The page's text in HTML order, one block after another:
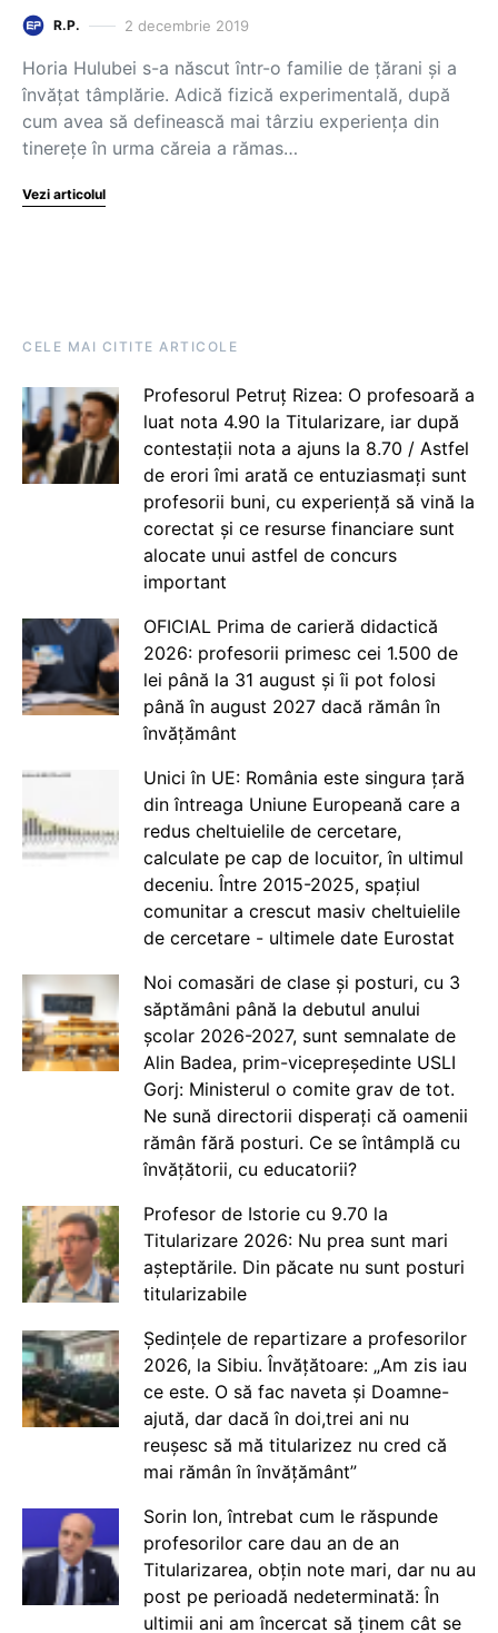
R.P. 2 decembrie 2019
Horia Hulubei s-a născut într-o familie de țărani și a
învățat tâmplărie. Adică fizică experimentală, după
cum avea să definească mai târziu experiența din
tinerețe în urma căreia a rămas…
Vezi articolul
CELE MAI CITITE ARTICOLE
Profesorul Petruț Rizea: O profesoară a
luat nota 4.90 la Titularizare, iar după
contestații nota a ajuns la 8.70 / Astfel
de erori îmi arată ce entuziasmați sunt
profesorii buni, cu experiență să vină la
corectat și ce resurse financiare sunt
alocate unui astfel de concurs
important
OFICIAL Prima de carieră didactică
2026: profesorii primesc cei 1.500 de
lei până la 31 august și îi pot folosi
până în august 2027 dacă rămân în
învățământ
Unici în UE: România este singura țară
din întreaga Uniune Europeană care a
redus cheltuielile de cercetare,
calculate pe cap de locuitor, în ultimul
deceniu. Între 2015-2025, spațiul
comunitar a crescut masiv cheltuielile
de cercetare - ultimele date Eurostat
Noi comasări de clase și posturi, cu 3
săptămâni până la debutul anului
școlar 2026-2027, sunt semnalate de
Alin Badea, prim-vicepreședinte USLI
Gorj: Ministerul o comite grav de tot.
Ne sună directorii disperați că oamenii
rămân fără posturi. Ce se întâmplă cu
învățătorii, cu educatorii?
Profesor de Istorie cu 9.70 la
Titularizare 2026: Nu prea sunt mari
așteptările. Din păcate nu sunt posturi
titularizabile
Ședințele de repartizare a profesorilor
2026, la Sibiu. Învățătoare: „Am zis iau
ce este. O să fac naveta și Doamne-
ajută, dar dacă în doi,trei ani nu
reușesc să mă titularizez nu cred că
mai rămân în învățământ”
Sorin Ion, întrebat cum le răspunde
profesorilor care dau an de an
Titularizarea, obțin note mari, dar nu au
post pe perioadă nedeterminată: În
ultimii ani am încercat să ținem cât se